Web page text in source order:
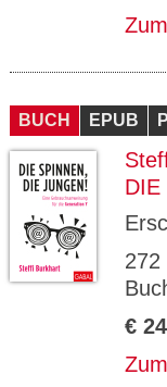
BUCH EPUB
DIE
272
€